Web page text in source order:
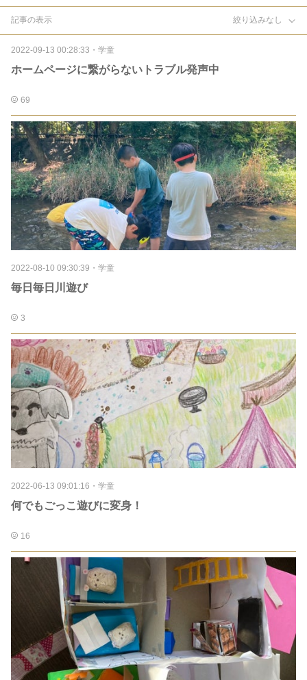
記事の表示 絞り込みなし
2022-09-13 00:28:33 ・ 学童
ホームページに繋がらないトラブル発声中
69
2022-08-10 09:30:39 ・ 学童
毎日毎日川遊び
3
2022-06-13 09:01:16 ・ 学童
何でもごっこ遊びに変身！
16